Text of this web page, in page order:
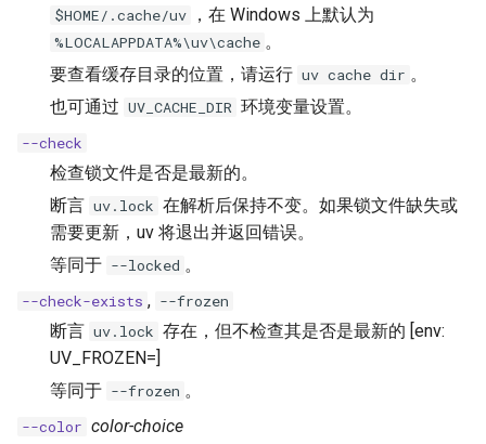
$HOME/.cache/uv ，在 Windows 上默认为
%LOCALAPPDATA%\uv\cache 。
要查看缓存目录的位置，请运行 uv cache dir 。
也可通过 UV_CACHE_DIR 环境变量设置。
--check
检查锁文件是否是最新的。
断言 uv.lock 在解析后保持不变。如果锁文件缺失或
需要更新，uv 将退出并返回错误。
等同于 --locked 。
--check-exists , --frozen
断言 uv.lock 存在，但不检查其是否是最新的 [env:
UV_FROZEN=]
等同于 --frozen 。
--color color-choice